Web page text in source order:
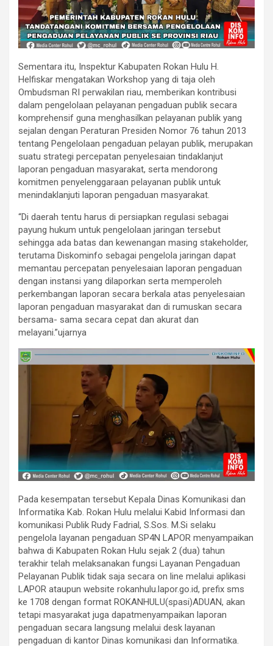
Sementara itu, Inspektur Kabupaten Rokan Hulu H.
Helfiskar mengatakan Workshop yang di taja oleh
Ombudsman RI perwakilan riau, memberikan kontribusi
dalam pengelolaan pelayanan pengaduan publik secara
komprehensif guna menghasilkan pelayanan publik yang
sejalan dengan Peraturan Presiden Nomor 76 tahun 2013
tentang Pengelolaan pengaduan pelayan publik, merupakan
suatu strategi percepatan penyelesaian tindaklanjut
laporan pengaduan masyarakat, serta mendorong
komitmen penyelenggaraan pelayanan publik untuk
menindaklanjuti laporan pengaduan masyarakat.
“Di daerah tentu harus di persiapkan regulasi sebagai
payung hukum untuk pengelolaan jaringan tersebut
sehingga ada batas dan kewenangan masing stakeholder,
terutama Diskominfo sebagai pengelola jaringan dapat
memantau percepatan penyelesaian laporan pengaduan
dengan instansi yang dilaporkan serta memperoleh
perkembangan laporan secara berkala atas penyelesaian
laporan pengaduan masyarakat dan di rumuskan secara
bersama- sama secara cepat dan akurat dan
melayani.”ujarnya
Pada kesempatan tersebut Kepala Dinas Komunikasi dan
Informatika Kab. Rokan Hulu melalui Kabid Informasi dan
komunikasi Publik Rudy Fadrial, S.Sos. M.Si selaku
pengelola layanan pengaduan SP4N LAPOR menyampaikan
bahwa di Kabupaten Rokan Hulu sejak 2 (dua) tahun
terakhir telah melaksanakan fungsi Layanan Pengaduan
Pelayanan Publik tidak saja secara on line melalui aplikasi
LAPOR ataupun website rokanhulu.lapor.go.id, prefix sms
ke 1708 dengan format ROKANHULU(spasi)ADUAN, akan
tetapi masyarakat juga dapatmenyampaikan laporan
pengaduan secara langsung melalui desk layanan
pengaduan di kantor Dinas komunikasi dan Informatika.